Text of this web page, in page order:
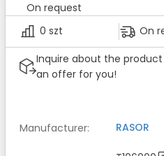
On request
0 szt
On
Inquire about the
an offer for you!
Manufacturer: RASOR